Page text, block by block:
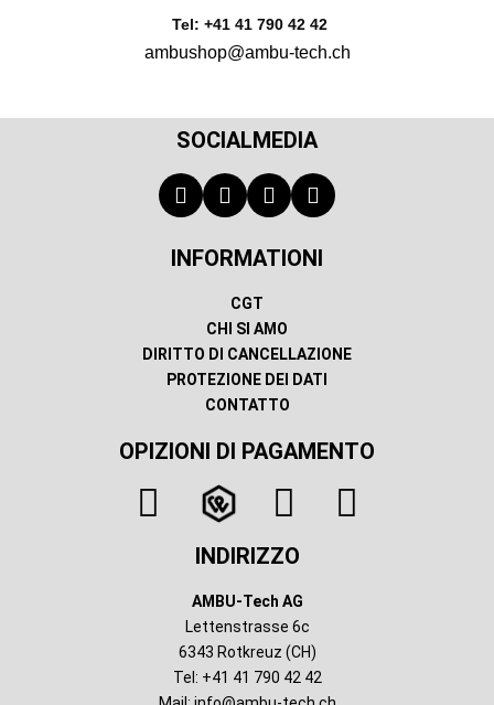
Tel: +41 41 790 42 42
ambushop@ambu-tech.ch
SOCIALMEDIA
INFORMATIONI
CGT
CHI SI AMO
DIRITTO DI CANCELLAZIONE
PROTEZIONE DEI DATI
CONTATTO
OPIZIONI DI PAGAMENTO
INDIRIZZO
AMBU-Tech AG
Lettenstrasse 6c
6343 Rotkreuz (CH)
Tel: +41 41 790 42 42